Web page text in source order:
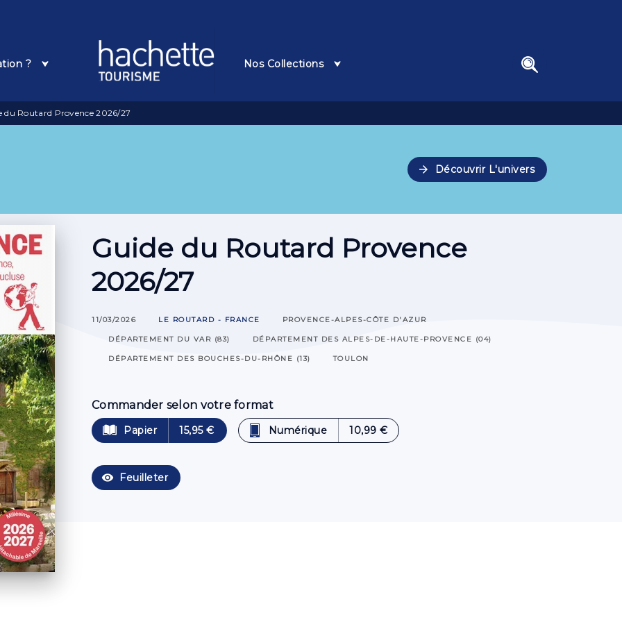
? Nos Collections search
du Routard Provence 2026/27
arrow_forward Découvrir L'univers
Guide du Routard Provence
2026/27
11/03/2026 LE ROUTARD - FRANCE PROVENCE-ALPES-CÔTE D'AZUR
DÉPARTEMENT DU VAR (83) DÉPARTEMENT DES ALPES-DE-HAUTE-PROVENCE (04)
DÉPARTEMENT DES BOUCHES-DU-RHÔNE (13) TOULON
Commander selon votre format
Papier 15,95 € Numérique 10,99 €
visibility Feuilleter